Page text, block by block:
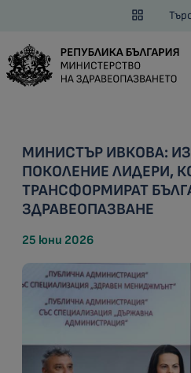
МИНИСТЪР ИВКОВА:
ПОКОЛЕНИЕ ЛИДЕРИ,
ТРАНСФОРМИРАТ
ЗДРАВЕОПАЗВАНЕ
25 юни 2026